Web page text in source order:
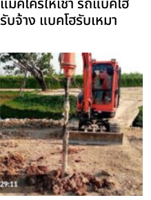
แม็คโครให้เช่า รถแบคโฮ
รับจ้าง แบคโฮรับเหมา